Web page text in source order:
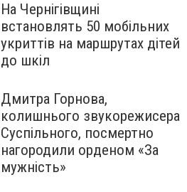
На Чернігівщині
встановлять 50 мобільних
укриттів на маршрутах дітей
до шкіл
Дмитра Горнова,
колишнього звукорежисера
Суспільного, посмертно
нагородили орденом «За
мужність»